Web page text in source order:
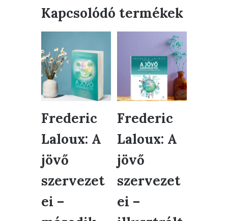
Kapcsolódó termékek
Frederic
Laloux: A
jövő
szervezet
ei –
Frederic
Laloux: A
jövő
szervezet
ei –